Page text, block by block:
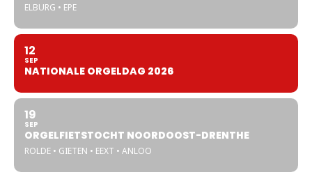
ELBURG • EPE
12
SEP
NATIONALE ORGELDAG 2026
19
SEP
ORGELFIETSTOCHT NOORDOOST-DRENTHE
ROLDE • GIETEN • EEXT • ANLOO